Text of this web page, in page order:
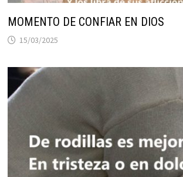
MOMENTO DE CONFIAR EN DIOS
15/03/2025